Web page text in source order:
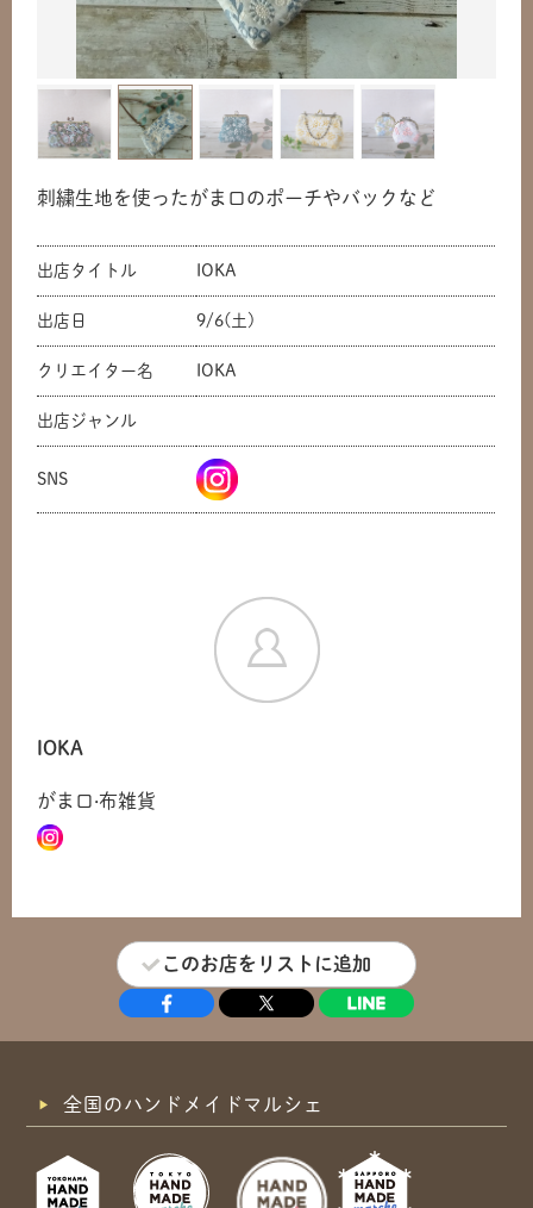
刺繍生地を使ったがま口のポーチやバックなど
出店タイトル IOKA
出店日 9/6(土)
クリエイター名 IOKA
出店ジャンル
SNS
IOKA
がま口·布雑貨
このお店をリストに追加
全国のハンドメイドマルシェ